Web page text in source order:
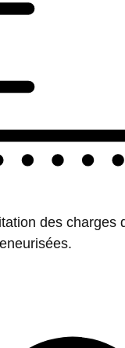
des charges